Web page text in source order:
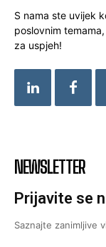
S nama ste uvijek
poslovnim
za uspjeh!
NEWSLETTER
Prijavite se
Saznajte zanimljive